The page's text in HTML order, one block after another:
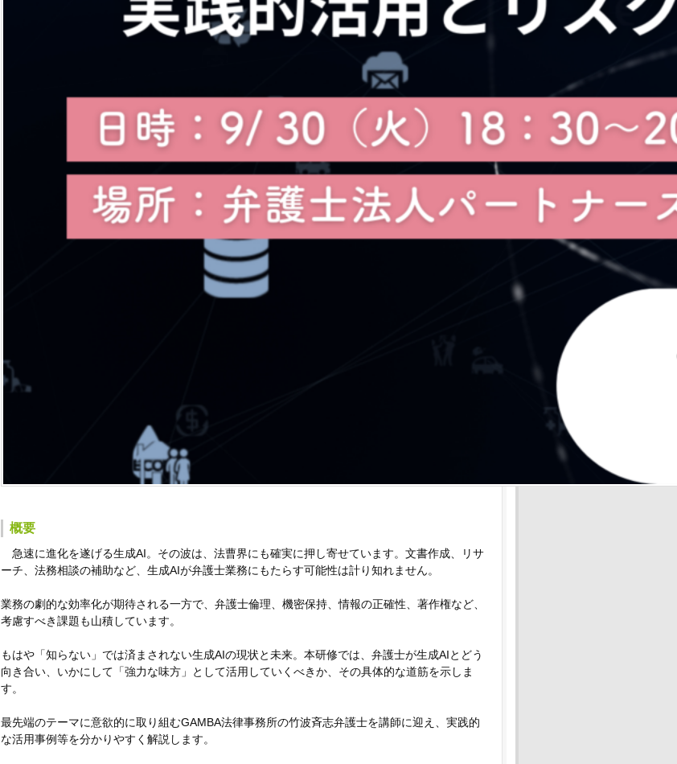
概要
急速に進化を遂げる生成AI。その波は、 法曹界にも確実に押し寄せています。文書作成、リサ
ーチ、法務相談の補助など、生成AIが弁護士業務にもたらす可能性は計り知れません。
業務の劇的な効率化が期待される一方で、弁護士倫理、機密保持、情報の正確性、著作権など、
考慮すべき課題も山積しています。
もはや「知らない」では済まされない生成AIの現状と未来。 本研修では、弁護士が生成AIとどう
向き合い、いかにして「強力な味方」として活用していくべきか、 その具体的な道筋を示しま
す。
最先端のテーマに意欲的に取り組むGAMBA法律事務所の竹波斉志弁護士を講師に迎え、 実践的
な活用事例等を分かりやすく解説します。